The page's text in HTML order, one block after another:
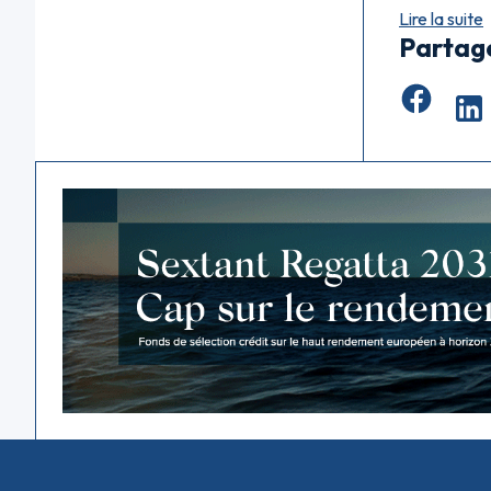
Lire la suite